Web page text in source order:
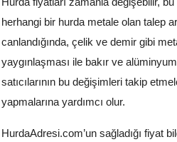
Hurda fiyatları zamanla değişebilir,
herhangi bir hurda metale olan talep
canlandığında, çelik ve demir gibi
yaygınlaşması ile bakır ve
satıcılarının bu değişimleri takip
yapmalarına yardımcı olur.
HurdaAdresi.com’un sağladığı fiyat